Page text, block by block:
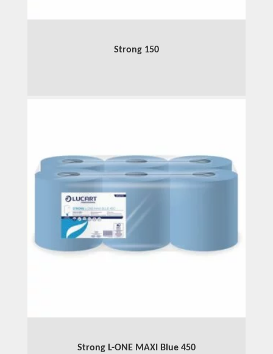
Strong 150
Strong L-ONE MAXI Blue 450